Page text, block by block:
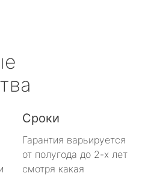
Сроки
Гарантия варьируется
от полугода до 2-х лет
смотря какая